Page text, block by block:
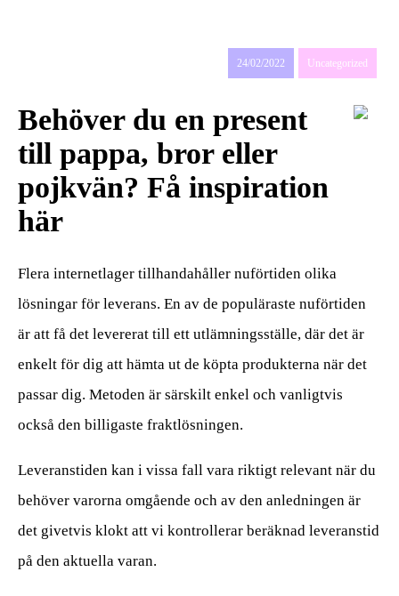
24/02/2022 Uncategorized
Behöver du en present
till pappa, bror eller
pojkvän? Få inspiration
här
Flera internetlager tillhandahåller nuförtiden olika
lösningar för leverans. En av de populäraste nuförtiden
är att få det levererat till ett utlämningsställe, där det är
enkelt för dig att hämta ut de köpta produkterna när det
passar dig. Metoden är särskilt enkel och vanligtvis
också den billigaste fraktlösningen.
Leveranstiden kan i vissa fall vara riktigt relevant när du
behöver varorna omgående och av den anledningen är
det givetvis klokt att vi kontrollerar beräknad leveranstid
på den aktuella varan.